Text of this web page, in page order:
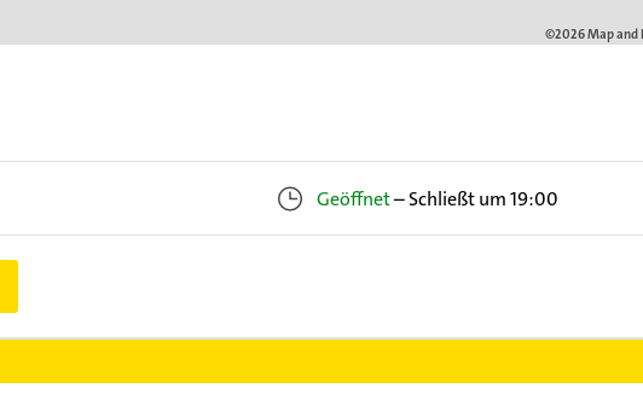
Geöffnet– Schließt um 19:00